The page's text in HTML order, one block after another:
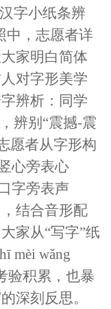
字小纸条辨
中，志愿者详
家明白简体
对字形美学
辨析：同学
辨别“震撼-震
愿者从字形构
心旁表心
字旁表声
结合音形配
家从“写字”纸
mèi wǎng
验积累，也暴
深刻反思。